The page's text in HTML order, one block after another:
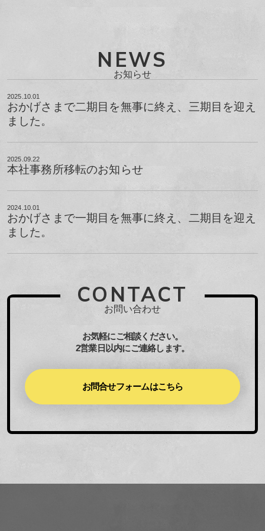
NEWS
お知らせ
2025.10.01
おかげさまで二期目を無事に終え、三期目を迎え
ました。
2025.09.22
本社事務所移転のお知らせ
2024.10.01
おかげさまで一期目を無事に終え、二期目を迎え
ました。
CONTACT
お問い合わせ
お気軽にご相談ください。
2営業日以内にご連絡します。
お問合せフォームはこちら